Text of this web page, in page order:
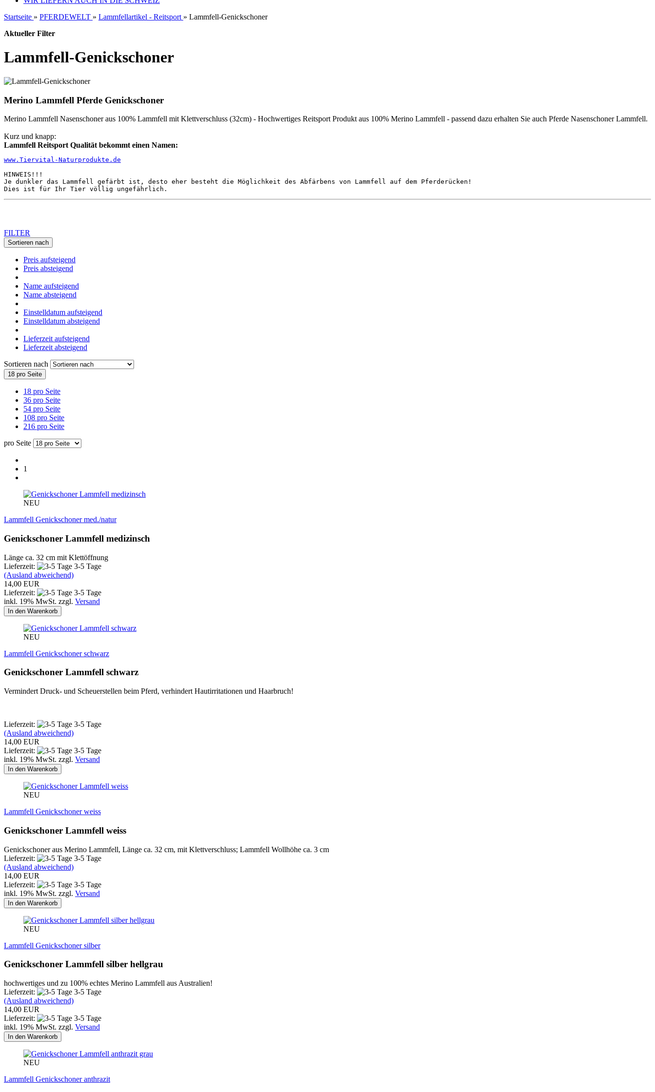
Startseite » PFERDEWELT » Lammfellartikel - Reitsport » Lammfell-Genickschoner
Aktueller Filter
Lammfell-Genickschoner
Merino Lammfell Pferde Genickschoner
Merino Lammfell Nasenschoner aus 100% Lammfell mit Klettverschluss (32cm) - Hochwertiges Reitsport Produkt aus 100% Merino Lammfell - passend dazu erhalten Sie auch Pferde Nasenschoner Lammfell.
Kurz und knapp:
Lammfell Reitsport Qualität bekommt einen Namen:
www.Tiervital-Naturprodukte.de
HINWEIS!!!
Je dunkler das Lammfell gefärbt ist, desto eher besteht die Möglichkeit des Abfärbens von Lammfell auf dem Pferderücken!
FILTER
Sortieren nach
Preis aufsteigend
Preis absteigend
Name aufsteigend
Name absteigend
Einstelldatum aufsteigend
Einstelldatum absteigend
Lieferzeit aufsteigend
Lieferzeit absteigend
Sortieren nach
18 pro Seite
18 pro Seite
36 pro Seite
54 pro Seite
108 pro Seite
216 pro Seite
pro Seite
1
NEU
Lammfell Genickschoner med./natur
Genickschoner Lammfell medizinsch
Länge ca. 32 cm mit Klettöffnung
Lieferzeit:
3-5 Tage
(Ausland abweichend)
14,00 EUR
Lieferzeit:
3-5 Tage
inkl. 19% MwSt. zzgl. Versand
In den Warenkorb
NEU
Lammfell Genickschoner schwarz
Genickschoner Lammfell schwarz
Vermindert Druck- und Scheuerstellen beim Pferd, verhindert Hautirritationen und Haarbruch!
Lieferzeit:
3-5 Tage
(Ausland abweichend)
14,00 EUR
Lieferzeit:
3-5 Tage
inkl. 19% MwSt. zzgl. Versand
In den Warenkorb
NEU
Lammfell Genickschoner weiss
Genickschoner Lammfell weiss
Genickschoner aus Merino Lammfell, Länge ca. 32 cm, mit Klettverschluss; Lammfell Wollhöhe ca. 3 cm
Lieferzeit:
3-5 Tage
(Ausland abweichend)
14,00 EUR
Lieferzeit:
3-5 Tage
inkl. 19% MwSt. zzgl. Versand
In den Warenkorb
NEU
Lammfell Genickschoner silber
Genickschoner Lammfell silber hellgrau
hochwertiges und zu 100% echtes Merino Lammfell aus Australien!
Lieferzeit:
3-5 Tage
(Ausland abweichend)
14,00 EUR
Lieferzeit:
3-5 Tage
inkl. 19% MwSt. zzgl. Versand
In den Warenkorb
NEU
Lammfell Genickschoner anthrazit